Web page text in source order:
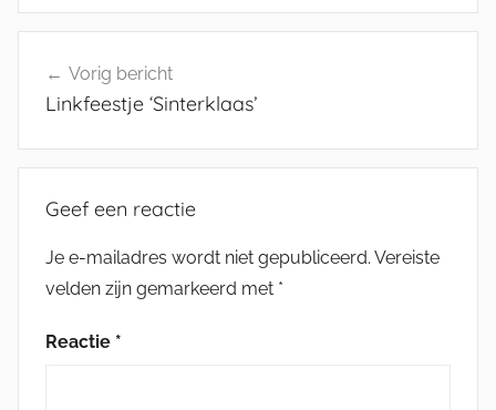
navigatie
Vorig bericht
Linkfeestje ‘Sinterklaas’
Geef een reactie
Je e-mailadres wordt niet gepubliceerd. Vereiste
velden zijn gemarkeerd met *
Reactie *